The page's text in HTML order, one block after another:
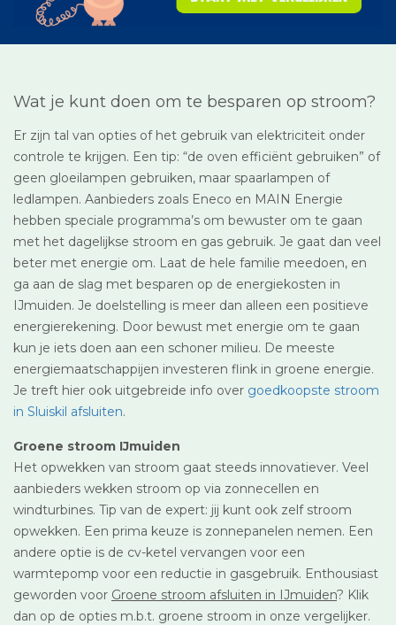
Wat je kunt doen om te besparen op stroom?
Er zijn tal van opties of het gebruik van elektriciteit onder
controle te krijgen. Een tip: “de oven efficiënt gebruiken” of
geen gloeilampen gebruiken, maar spaarlampen of
ledlampen. Aanbieders zoals Eneco en MAIN Energie
hebben speciale programma’s om bewuster om te gaan
met het dagelijkse stroom en gas gebruik. Je gaat dan veel
beter met energie om. Laat de hele familie meedoen, en
ga aan de slag met besparen op de energiekosten in
IJmuiden. Je doelstelling is meer dan alleen een positieve
energierekening. Door bewust met energie om te gaan
kun je iets doen aan een schoner milieu. De meeste
energiemaatschappijen investeren flink in groene energie.
Je treft hier ook uitgebreide info over goedkoopste stroom
in Sluiskil afsluiten.
Groene stroom IJmuiden
Het opwekken van stroom gaat steeds innovatiever. Veel
aanbieders wekken stroom op via zonnecellen en
windturbines. Tip van de expert: jij kunt ook zelf stroom
opwekken. Een prima keuze is zonnepanelen nemen. Een
andere optie is de cv-ketel vervangen voor een
warmtepomp voor een reductie in gasgebruik. Enthousiast
geworden voor Groene stroom afsluiten in IJmuiden? Klik
dan op de opties m.b.t. groene stroom in onze vergelijker.